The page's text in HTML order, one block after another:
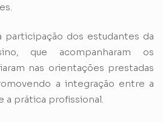
participação dos estudantes da
que acompanharam os
nas orientações prestadas
a integração entre a
a prática profissional.